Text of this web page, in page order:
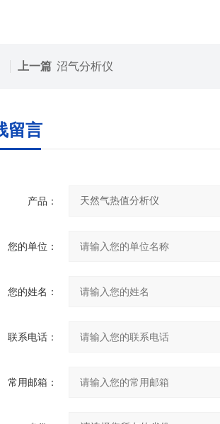
上一篇 沼气分析仪
留言
产品：
您的单位：
您的姓名：
联系电话：
常用邮箱：